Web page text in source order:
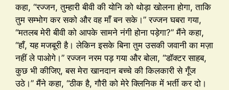
कहा, “रज्जन, तुम्हारी बीवी की योनि को थोड़ा खोलना होगा, ताकि
तुम सम्भोग कर सको और वह माँ बन सके।” रज्जन घबरा गया,
“मतलब मेरी बीवी को आपके सामने नंगी होना पड़ेगा?” मैंने कहा,
“हाँ, यह मजबूरी है। लेकिन इसके बिना तुम उसकी जवानी का मज़ा
नहीं ले पाओगे।” रज्जन नरम पड़ गया और बोला, “डॉक्टर साहब,
कुछ भी कीजिए, बस मेरा खानदान बच्चे की किलकारी से गूँज
उठे।” मैंने कहा, “ठीक है, गौरी को मेरे क्लिनिक में भर्ती कर दो।